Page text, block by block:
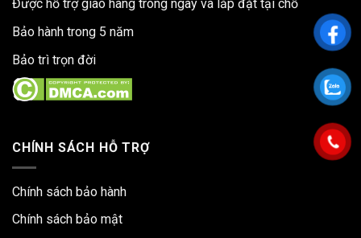
Được hỗ trợ giao hàng trong ngày và lắp đặt tại chỗ
Bảo hành trong 5 năm
Bảo trì trọn đời
CHÍNH SÁCH HỖ TRỢ
Chính sách bảo hành
Chính sách bảo mật